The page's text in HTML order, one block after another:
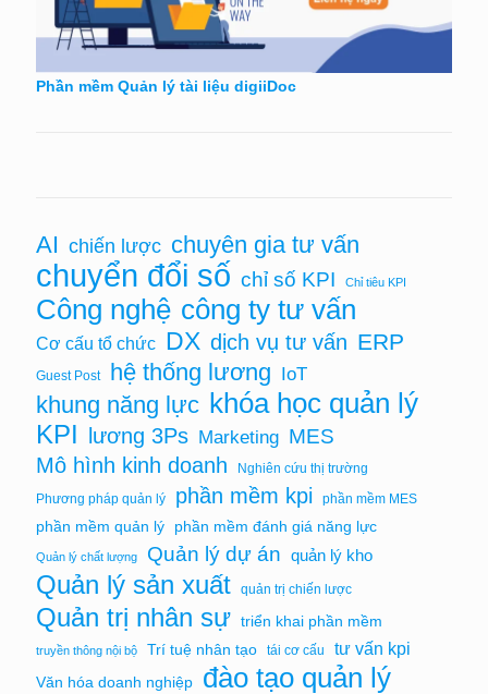
Phần mềm Quản lý tài liệu digiiDoc
AI chiến lược chuyên gia tư vấn
chuyển đổi số chỉ số KPI Chỉ tiêu KPI
Công nghệ công ty tư vấn
Cơ cấu tổ chức DX dịch vụ tư vấn ERP
Guest Post hệ thống lương IoT
khung năng lực khóa học quản lý
KPI lương 3Ps Marketing MES
Mô hình kinh doanh
Nghiên cứu thị trường
Phương pháp quản lý
phần mềm kpi phần mềm MES
phần mềm quản lý phần mềm đánh giá năng lực
Quản lý chất lượng Quản lý dự án quản lý kho
Quản lý sản xuất quản trị chiến lược
Quản trị nhân sự triển khai phần mềm
truyền thông nội bộ Trí tuệ nhân tạo tái cơ cấu tư vấn kpi
Văn hóa doanh nghiệp đào tạo quản lý